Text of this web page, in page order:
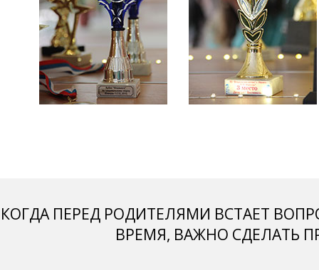
КОГДА ПЕРЕД РОДИТЕЛЯМИ ВСТАЕТ
ВРЕМЯ, ВАЖНО СДЕЛАТЬ